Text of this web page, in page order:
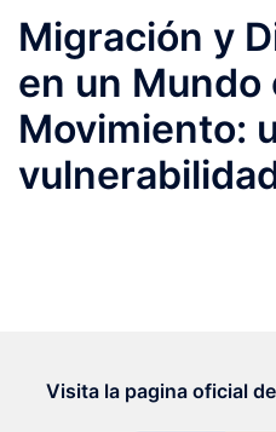
Migración y
en un Mundo
Movimiento:
Visita la pagina oficial